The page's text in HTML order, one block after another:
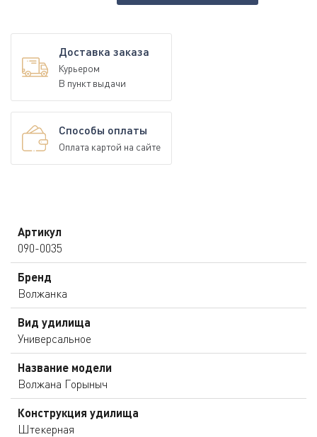
Доставка заказа
Курьером
В пункт выдачи
Способы оплаты
Оплата картой на сайте
Артикул
090-0035
Бренд
Волжанка
Вид удилища
Универсальное
Название модели
Волжана Горыныч
Конструкция удилища
Штекерная